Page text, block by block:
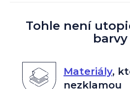
Tohle není
barvy
Materiály,
nezklamou